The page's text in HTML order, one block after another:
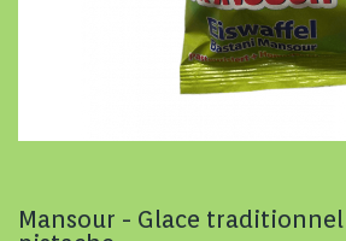
Mansour - Glace